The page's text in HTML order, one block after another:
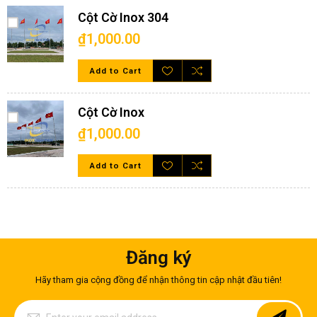
0914 128 128
Hình 1:Hệ thống ống inox vuông trang trí bề mặt sáng bóng, đa
Cột Cờ Inox 304
₫1,000.00
Add to Cart
Cột Cờ Inox
₫1,000.00
Add to Cart
Đăng ký
Hãy tham gia cộng đồng để nhận thông tin cập nhật đầu tiên!
Sign